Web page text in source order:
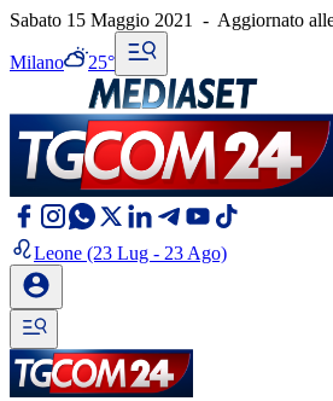
Sabato 15 Maggio 2021 - Aggiornato
Milano 25°
Leone (23 Lug - 23 Ago)